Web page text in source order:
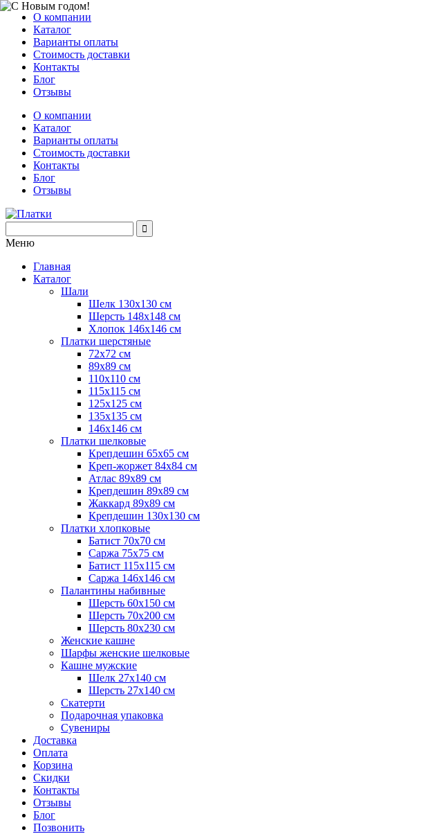
О компании
Каталог
Варианты оплаты
Стоимость доставки
Контакты
Блог
Отзывы
О компании
Каталог
Варианты оплаты
Стоимость доставки
Контакты
Блог
Отзывы
Меню
Главная
Каталог
Шали
Шелк 130х130 см
Шерсть 148х148 см
Хлопок 146х146 см
Платки шерстяные
72х72 см
89х89 см
110х110 см
115х115 см
125х125 см
135х135 см
146х146 см
Платки шелковые
Крепдешин 65х65 см
Креп-жоржет 84х84 см
Атлас 89х89 см
Крепдешин 89х89 см
Жаккард 89х89 см
Крепдешин 130х130 см
Платки хлопковые
Батист 70х70 см
Саржа 75х75 см
Батист 115х115 см
Саржа 146х146 см
Палантины набивные
Шерсть 60х150 см
Шерсть 70х200 см
Шерсть 80х230 см
Женские кашне
Шарфы женские шелковые
Кашне мужские
Шелк 27х140 см
Шерсть 27х140 см
Скатерти
Подарочная упаковка
Сувениры
Доставка
Оплата
Корзина
Скидки
Контакты
Отзывы
Блог
Позвонить